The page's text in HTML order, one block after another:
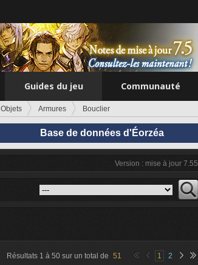
Guides du jeu Communauté
Objets Armures Bouclier
Base de données d'Éorzéa
Version : mise à jour 7.55
Résultats 1 à 50 sur un total de 51 1 2